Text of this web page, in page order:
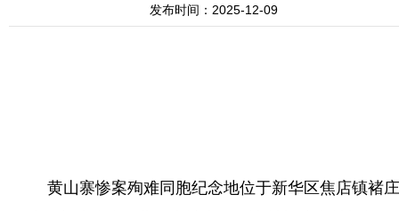
发布时间： 2025-12-09
黄山寨惨案殉难同胞纪念地位于新华区焦店镇褚